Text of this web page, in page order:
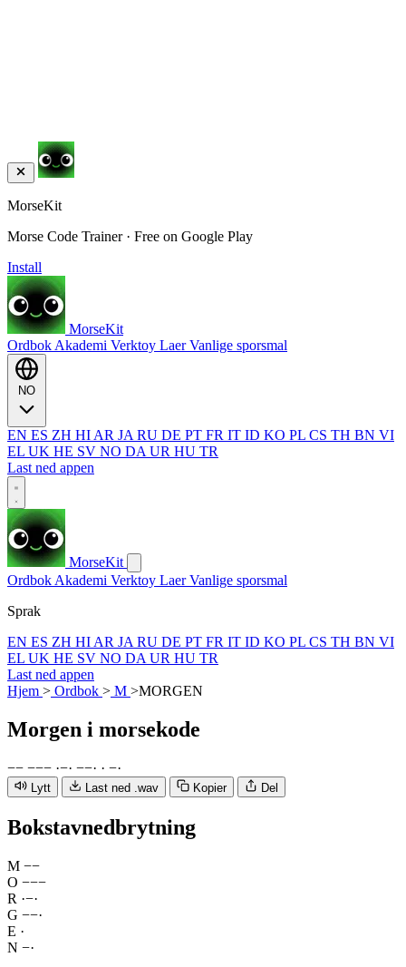
MorseKit
Morse Code Trainer · Free on Google Play
Install
MorseKit
Ordbok Akademi Verktoy LaerVanlige sporsmal
EN ES ZH HI AR JA RU DE PT FR IT ID KO PL CS TH BN VI
EL UK HE SV NO DA UR HU TR
Last ned appen
MorseKit
Ordbok Akademi Verktoy LaerVanlige sporsmal
Sprak
EN ES ZH HI AR JA RU DE PT FR IT ID KO PL CS TH BN VI
EL UK HE SV NO DA UR HU TR
Last ned appen
Hjem > Ordbok > M >MORGEN
Morgen i morsekode
−− −−− ·−· −−· · −·
Lytt Last ned .wav Kopier Del
Bokstavnedbrytning
M −−
O −−−
R ·−·
G −−·
E ·
N −·